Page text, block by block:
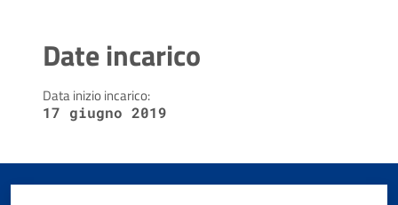
Date incarico
Data inizio incarico:
17 giugno 2019